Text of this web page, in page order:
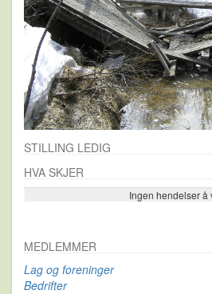
STILLING LEDIG
HVA SKJER
Ingen hendelser å
Se flere…
MEDLEMMER
Lag og foreninger
Bedrifter